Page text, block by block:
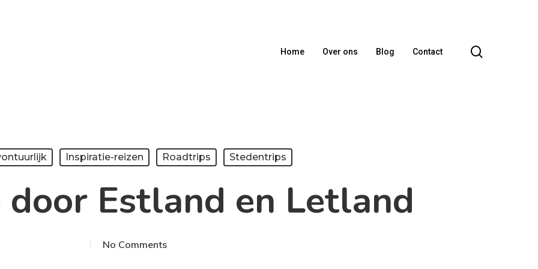
Home Over ons Blog Contact
Inspiratie-reizen Roadtrips Stedentrips
Estland en Letland
No Comments